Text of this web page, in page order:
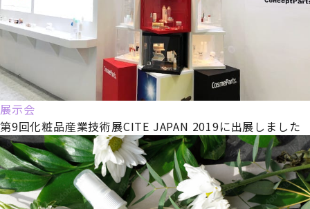
展示会
第9回化粧品産業技術展CITE JAPAN 2019に出展しました